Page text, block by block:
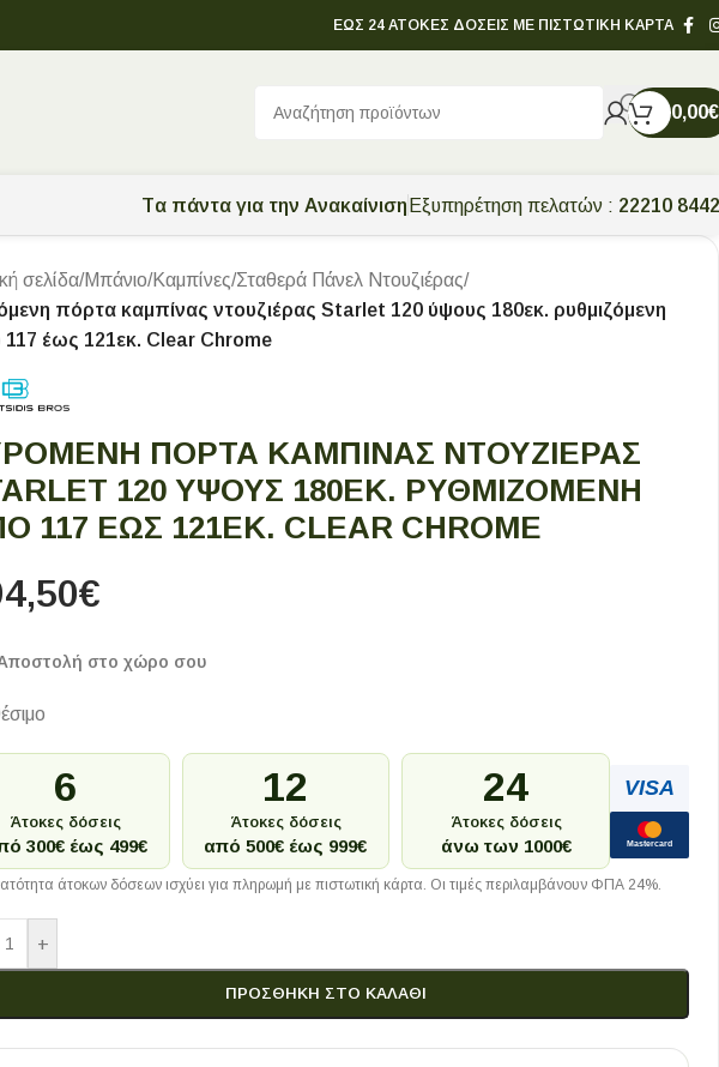
ΕΩΣ 24 ΑΤΟΚΕΣ ΔΟΣΕΙΣ ΜΕ ΠΙΣΤΩΤΙΚΗ ΚΑΡΤΑ
0,00€
Tα πάντα για την Ανακαίνιση Εξυπηρέτηση πελατών : 22210
σελίδα/Μπάνιο/Καμπίνες/Σταθερά Πάνελ Ντουζιέρας/
πόρτα καμπίνας ντουζιέρας Starlet 120 ύψους 180εκ. ρυθμιζόμενη
έως 121εκ. Clear Chrome
ΠΌΡΤΑ ΚΑΜΠΊΝΑΣ ΝΤΟΥΖΙΈΡΑΣ
120 ΎΨΟΥΣ 180ΕΚ. ΡΥΘΜΙΖΌΜΕΝΗ
117 ΈΩΣ 121ΕΚ. CLEAR CHROME
€
στο χώρο σου
6
Άτοκες δόσεις
300€ έως 499€
12
Άτοκες δόσεις
από 500€ έως 999€
24
Άτοκες δόσεις
άνω των 1000€
VISA
Mastercard
άτοκων δόσεων ισχύει για πληρωμή με πιστωτική κάρτα. Οι τιμές περιλαμβάνουν ΦΠΑ 24%.
+
ΠΡΟΣΘΉΚΗ ΣΤΟ ΚΑΛΆΘΙ